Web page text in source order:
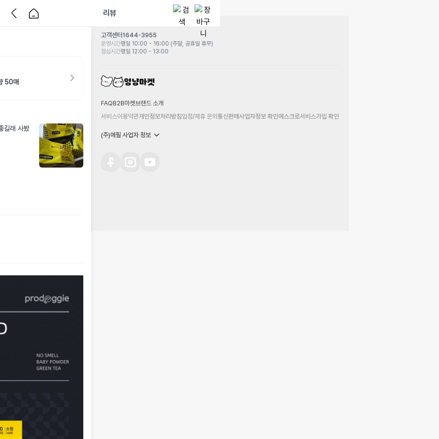
리뷰
50매
길래 사봤
고객센터1644-3955
운영시간평일 10:00 - 16:00 (주말, 공휴일 휴무)
점심시간평일 12:00 - 13:00
FAQB2B마켓 브랜드 소개
서비스이용약관개인정보처리방침입점/제휴 문의통신판매사업자정보 확인에스크로서비스가입 확인
(주)에필 사업자 정보